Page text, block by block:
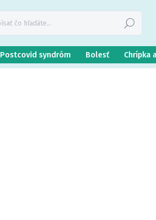
Hľadať
Postcovid syndróm Bolesť Chrípka